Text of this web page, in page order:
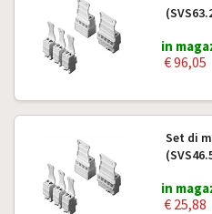
in
€ 96,05
Set di
in
€ 25,88